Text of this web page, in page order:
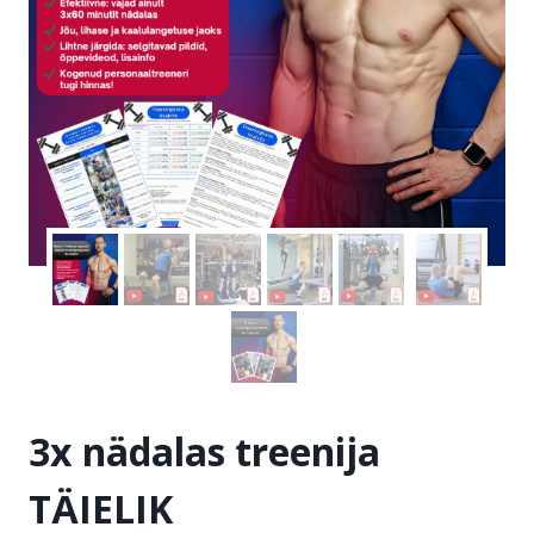
3x nädalas treenija
TÄIELIK